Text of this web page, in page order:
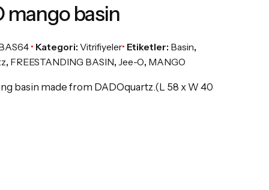
mango basin
Kategori: Vitrifiyeler Etiketler: Basin,
, FREESTANDING BASIN, Jee-O, MANGO
basin made from DADOquartz.(L 58 x W 40